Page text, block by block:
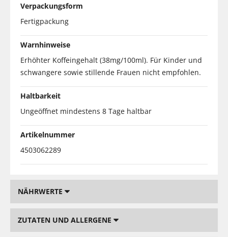
Verpackungsform
Fertigpackung
Warnhinweise
Erhöhter Koffeingehalt (38mg/100ml). Für Kinder und
schwangere sowie stillende Frauen nicht empfohlen.
Haltbarkeit
Ungeöffnet mindestens 8 Tage haltbar
Artikelnummer
4503062289
NÄHRWERTE
ZUTATEN UND ALLERGENE